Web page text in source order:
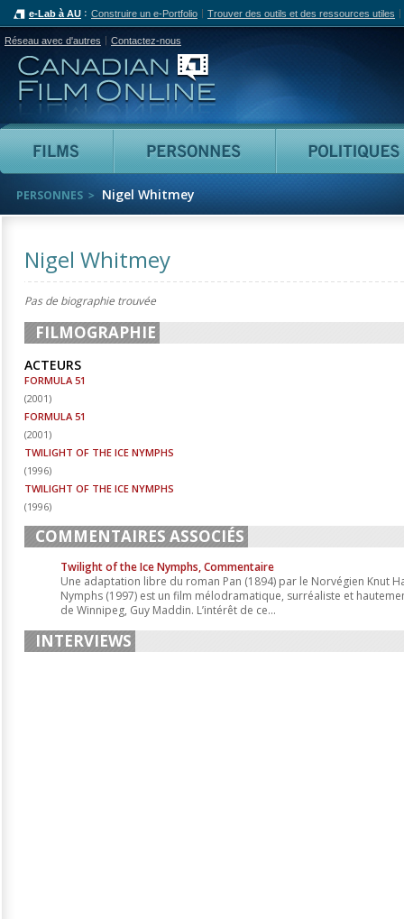
e-Lab à AU Construire un e-Portfolio Trouver des outils et des ressources utiles
Réseau avec d'autres Contactez-nous
Canadian Film Online
Films Personnes
PERSONNES Nigel Whitmey
Nigel Whitmey
Pas de biographie trouvée
FILMOGRAPHIE
ACTEURS
FORMULA 51
(2001)
FORMULA 51
(2001)
TWILIGHT OF THE ICE NYMPHS
(1996)
TWILIGHT OF THE ICE NYMPHS
(1996)
COMMENTAIRES ASSOCIÉS
Twilight of the Ice Nymphs, Commentaire
Une adaptation libre du roman Pan (1894) par le Norvégien Knut
Nymphs (1997) est un film mélodramatique, surréaliste et
de Winnipeg, Guy Maddin. L’intérêt de ce...
INTERVIEWS